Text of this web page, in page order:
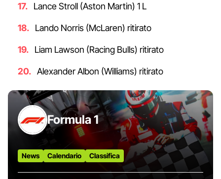
Lance Stroll (Aston Martin) 1 L
Lando Norris (McLaren) ritirato
Liam Lawson (Racing Bulls) ritirato
Alexander Albon (Williams) ritirato
Formula 1
News Calendario Classifica